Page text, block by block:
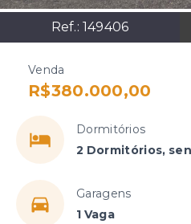
Ref.: 149406
Venda
R$380.000,00
Dormitórios
2 Dormitórios,
Garagens
1 Vaga